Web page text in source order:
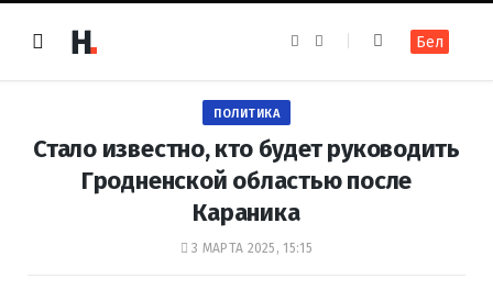
e
k
t
a
m
Бел
ПОЛИТИКА
Стало известно, кто будет руководить
Гродненской областью после
Караника
3 МАРТА 2025, 15:15